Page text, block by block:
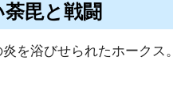
毘と戦闘
を浴びせられたホークス。